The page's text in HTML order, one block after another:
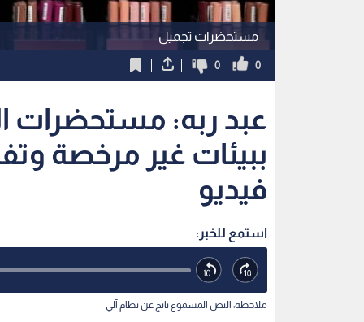
مستحضرات تجميل
0
0
عبد ربه: مستحضرات
ببيئات غير مرخصة
فيديو
استمع للخبر:
ملاحظة: النص المسموع ناتج عن نظام آلي